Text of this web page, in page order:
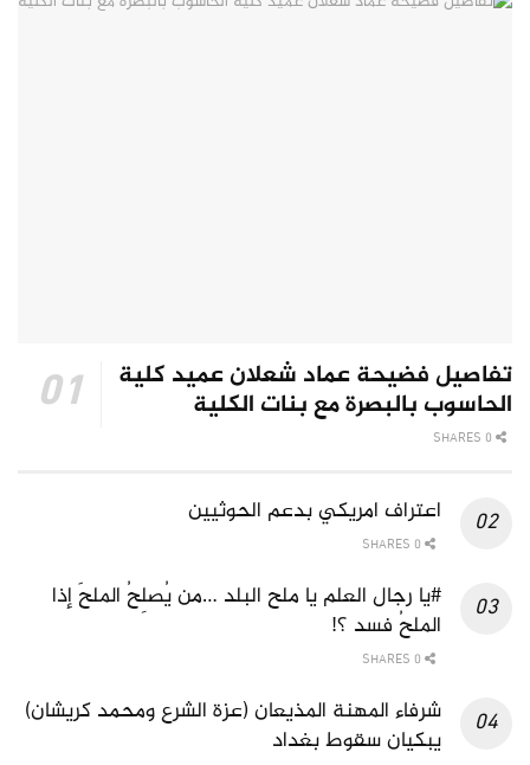
تفاصيل فضيحة عماد شعلان عميد كلية
الحاسوب بالبصرة مع بنات الكلية
اعتراف امريكي بدعم الحوثيين
#يا رجال العلم يا ملح البلد …من يُصلِحُ الملحَ إذا
الملحُ فسد ؟!
شرفاء المهنة المذيعان (عزة الشرع ومحمد كريشان)
يبكيان سقوط بغداد